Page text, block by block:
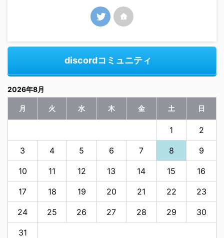
discordコミュニティ
2026年8月
月 火 水 木 金 土 日
1 2
3 4 5 6 7 8 9
10 11 12 13 14 15 16
17 18 19 20 21 22 23
24 25 26 27 28 29 30
31